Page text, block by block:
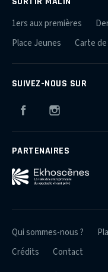
1ers aux premières
Place Jeunes
Carte
SUIVEZ-NOUS SUR
Facebook
PARTENAIRES
Qui sommes-nous ?
Crédits
Contact